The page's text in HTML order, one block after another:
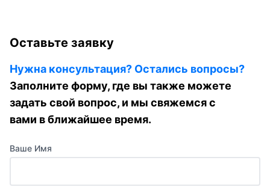
Оставьте заявку
Нужна консультация? Остались вопросы?
Заполните форму, где вы также можете
задать свой вопрос, и мы свяжемся с
вами в ближайшее время.
Ваше Имя